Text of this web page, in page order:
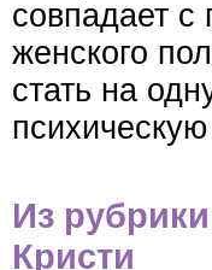
совпадает
женского
стать на
Из
Кристи